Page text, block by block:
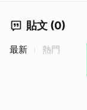
貼文 (0)
最新 熱門